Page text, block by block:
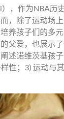
，作为NBA历
，除了运动场
养孩子们的多
父爱，也展示
述诺维茨基孩
性；3) 运动与